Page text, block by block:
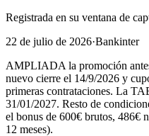
Registrada en su ventana de
22 de julio de 2026·Bankinter
AMPLIADA la promoción
nuevo cierre el 14/9/2026 y
primeras contrataciones. La
31/01/2027. Resto de
el bonus de 600€ brutos, 486€
12 meses).